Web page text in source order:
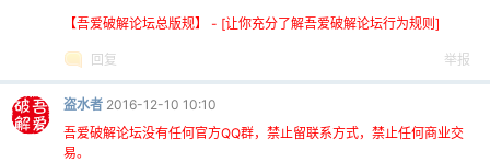
【吾爱破解论坛总版规】 - [让你充分了解吾爱破解论坛行为规则]
回复 举报
盗水者 2016-12-10 10:10
吾爱破解论坛没有任何官方QQ群，禁止留联系方式，禁止任何商业交
易。